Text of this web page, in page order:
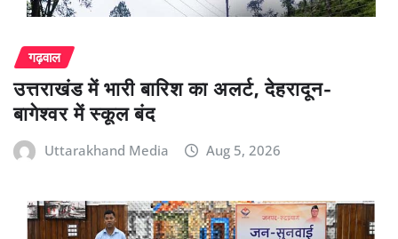
गढ़वाल
उत्तराखंड में भारी बारिश का अलर्ट, देहरादून-
बागेश्वर में स्कूल बंद
Uttarakhand Media Aug 5, 2026